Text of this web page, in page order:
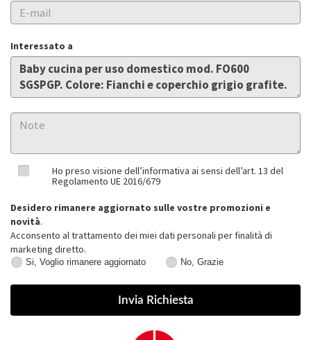
Interessato a
Ho preso visione dell’informativa ai sensi dell’art. 13 del
Regolamento UE 2016/679
Desidero rimanere aggiornato sulle vostre promozioni e
novità.
Acconsento al trattamento dei miei dati personali per finalità di
marketing diretto.
Voglio
Si, Voglio rimanere aggiornato
Grazie
No, Grazie